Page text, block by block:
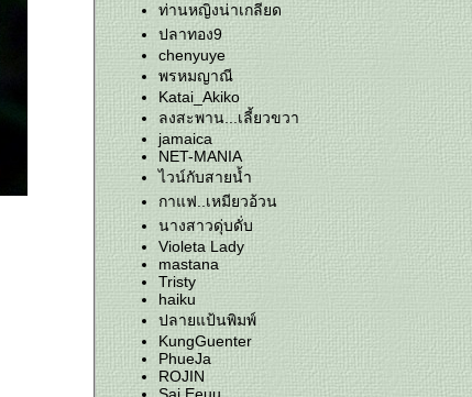
ท่านหญิงน่าเกลียด
ปลาทอง9
chenyuye
พรหมญาณี
Katai_Akiko
ลงสะพาน...เลี้ยวขวา
jamaica
NET-MANIA
ไวน์กับสายน้ำ
กาแฟ..เหมียวอ้วน
นางสาวดุ่บดั่บ
Violeta Lady
mastana
Tristy
haiku
ปลายแป้นพิมพ์
KungGuenter
PhueJa
ROJIN